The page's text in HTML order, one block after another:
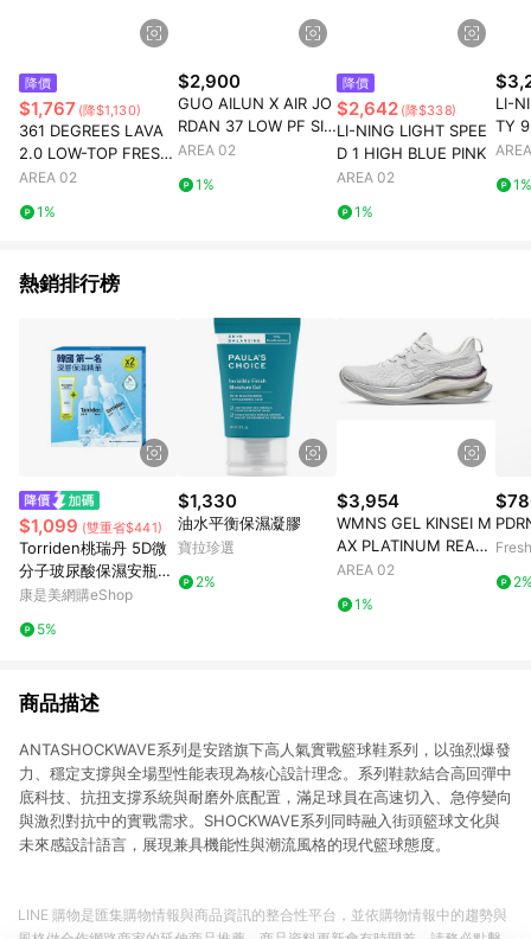
降價
$1,767 (降$1,130)
361 DEGREES LAVA
2.0 LOW-TOP FRESH
GREEN
AREA 02
1%
$2,900
GUO AILUN X AIR JO
RDAN 37 LOW PF SIL
VER ISLAND GREEN
AREA 02
1%
降價
$2,642 (降$338)
LI-NING LIGHT SPEE
D 1 HIGH BLUE PINK
AREA 02
1%
LI-
TY
E
1%
熱銷排行榜
$1,099 (雙重省$441)
Torriden桃瑞丹 5D微
分子玻尿酸保濕安瓶精
華限量套裝-精華50ML
康是美網購eShop
5%
$1,330
油水平衡保濕凝膠
寶拉珍選
2%
$3,954
WMNS GEL KINSEI M
AX PLATINUM REAL
WHITE PURE SILVER
AREA 02
1%
商品描述
ANTASHOCKWAVE系列是安踏旗下高人氣實戰籃球鞋系列，以強烈爆發
力、穩定支撐與全場型性能表現為核心設計理念。系列鞋款結合高回彈中
底科技、抗扭支撐系統與耐磨外底配置，滿足球員在高速切入、急停變向
與激烈對抗中的實戰需求。SHOCKWAVE系列同時融入街頭籃球文化與
未來感設計語言，展現兼具機能性與潮流風格的現代籃球態度。
LINE 購物是匯集購物情報與商品資訊的整合性平台，並依購物情報中的趨勢與